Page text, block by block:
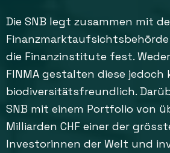
Die SNB legt zusammen mit
die Finanzinstitute fest.
FINMA gestalten diese jedoch
biodiversitätsfreundlich.
SNB mit einem Portfolio von
Milliarden CHF einer der
Investorinnen der Welt und